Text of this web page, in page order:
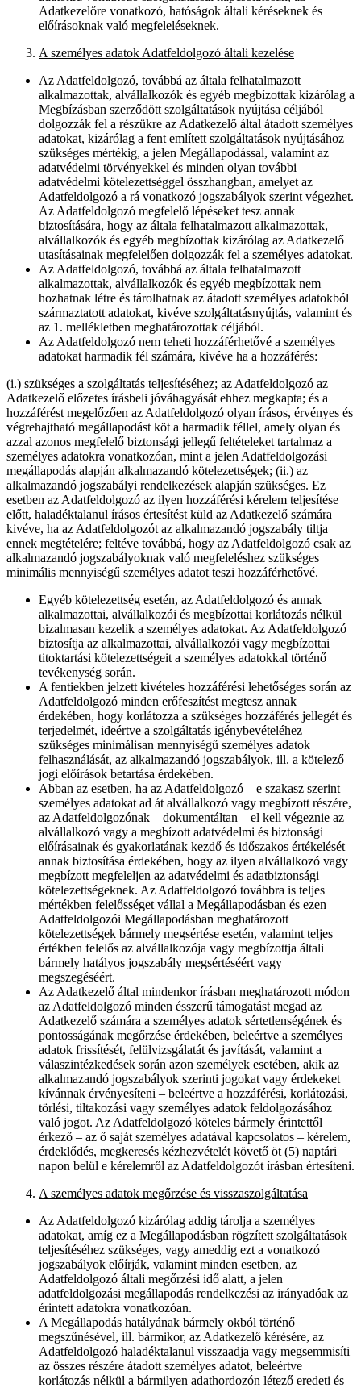
Adatkezelőre vonatkozó, hatóságok általi kéréseknek és
előírásoknak való megfeleléseknek.
A személyes adatok Adatfeldolgozó általi kezelése
Az Adatfeldolgozó, továbbá az általa felhatalmazott
alkalmazottak, alvállalkozók és egyéb megbízottak kizárólag a
Megbízásban szerződött szolgáltatások nyújtása céljából
dolgozzák fel a részükre az Adatkezelő által átadott személyes
adatokat, kizárólag a fent említett szolgáltatások nyújtásához
szükséges mértékig, a jelen Megállapodással, valamint az
adatvédelmi törvényekkel és minden olyan további
adatvédelmi kötelezettséggel összhangban, amelyet az
Adatfeldolgozó a rá vonatkozó jogszabályok szerint végezhet.
Az Adatfeldolgozó megfelelő lépéseket tesz annak
biztosítására, hogy az általa felhatalmazott alkalmazottak,
alvállalkozók és egyéb megbízottak kizárólag az Adatkezelő
utasításainak megfelelően dolgozzák fel a személyes adatokat.
Az Adatfeldolgozó, továbbá az általa felhatalmazott
alkalmazottak, alvállalkozók és egyéb megbízottak nem
hozhatnak létre és tárolhatnak az átadott személyes adatokból
származtatott adatokat, kivéve szolgáltatásnyújtás, valamint és
az 1. mellékletben meghatározottak céljából.
Az Adatfeldolgozó nem teheti hozzáférhetővé a személyes
adatokat harmadik fél számára, kivéve ha a hozzáférés:
(i.) szükséges a szolgáltatás teljesítéséhez; az Adatfeldolgozó az
Adatkezelő előzetes írásbeli jóváhagyását ehhez megkapta; és a
hozzáférést megelőzően az Adatfeldolgozó olyan írásos, érvényes és
végrehajtható megállapodást köt a harmadik féllel, amely olyan és
azzal azonos megfelelő biztonsági jellegű feltételeket tartalmaz a
személyes adatokra vonatkozóan, mint a jelen Adatfeldolgozási
megállapodás alapján alkalmazandó kötelezettségek; (ii.) az
alkalmazandó jogszabályi rendelkezések alapján szükséges. Ez
esetben az Adatfeldolgozó az ilyen hozzáférési kérelem teljesítése
előtt, haladéktalanul írásos értesítést küld az Adatkezelő számára
kivéve, ha az Adatfeldolgozót az alkalmazandó jogszabály tiltja
ennek megtételére; feltéve továbbá, hogy az Adatfeldolgozó csak az
alkalmazandó jogszabályoknak való megfeleléshez szükséges
minimális mennyiségű személyes adatot teszi hozzáférhetővé.
Egyéb kötelezettség esetén, az Adatfeldolgozó és annak
alkalmazottai, alvállalkozói és megbízottai korlátozás nélkül
bizalmasan kezelik a személyes adatokat. Az Adatfeldolgozó
biztosítja az alkalmazottai, alvállalkozói vagy megbízottai
titoktartási kötelezettségeit a személyes adatokkal történő
tevékenység során.
A fentiekben jelzett kivételes hozzáférési lehetőséges során az
Adatfeldolgozó minden erőfeszítést megtesz annak
érdekében, hogy korlátozza a szükséges hozzáférés jellegét és
terjedelmét, ideértve a szolgáltatás igénybevételéhez
szükséges minimálisan mennyiségű személyes adatok
felhasználását, az alkalmazandó jogszabályok, ill. a kötelező
jogi előírások betartása érdekében.
Abban az esetben, ha az Adatfeldolgozó – e szakasz szerint –
személyes adatokat ad át alvállalkozó vagy megbízott részére,
az Adatfeldolgozónak – dokumentáltan – el kell végeznie az
alvállalkozó vagy a megbízott adatvédelmi és biztonsági
előírásainak és gyakorlatának kezdő és időszakos értékelését
annak biztosítása érdekében, hogy az ilyen alvállalkozó vagy
megbízott megfeleljen az adatvédelmi és adatbiztonsági
kötelezettségeknek. Az Adatfeldolgozó továbbra is teljes
mértékben felelősséget vállal a Megállapodásban és ezen
Adatfeldolgozói Megállapodásban meghatározott
kötelezettségek bármely megsértése esetén, valamint teljes
értékben felelős az alvállalkozója vagy megbízottja általi
bármely hatályos jogszabály megsértéséért vagy
megszegéséért.
Az Adatkezelő által mindenkor írásban meghatározott módon
az Adatfeldolgozó minden ésszerű támogatást megad az
Adatkezelő számára a személyes adatok sértetlenségének és
pontosságának megőrzése érdekében, beleértve a személyes
adatok frissítését, felülvizsgálatát és javítását, valamint a
válaszintézkedések során azon személyek esetében, akik az
alkalmazandó jogszabályok szerinti jogokat vagy érdekeket
kívánnak érvényesíteni – beleértve a hozzáférési, korlátozási,
törlési, tiltakozási vagy személyes adatok feldolgozásához
való jogot. Az Adatfeldolgozó köteles bármely érintettől
érkező – az ő saját személyes adatával kapcsolatos – kérelem,
érdeklődés, megkeresés kézhezvételét követő öt (5) naptári
napon belül e kérelemről az Adatfeldolgozót írásban értesíteni.
A személyes adatok megőrzése és visszaszolgáltatása
Az Adatfeldolgozó kizárólag addig tárolja a személyes
adatokat, amíg ez a Megállapodásban rögzített szolgáltatások
teljesítéséhez szükséges, vagy ameddig ezt a vonatkozó
jogszabályok előírják, valamint minden esetben, az
Adatfeldolgozó általi megőrzési idő alatt, a jelen
adatfeldolgozási megállapodás rendelkezési az irányadóak az
érintett adatokra vonatkozóan.
A Megállapodás hatályának bármely okból történő
megszűnésével, ill. bármikor, az Adatkezelő kérésére, az
Adatfeldolgozó haladéktalanul visszaadja vagy megsemmisíti
az összes részére átadott személyes adatot, beleértve
korlátozás nélkül a bármilyen adathordozón létező eredeti és